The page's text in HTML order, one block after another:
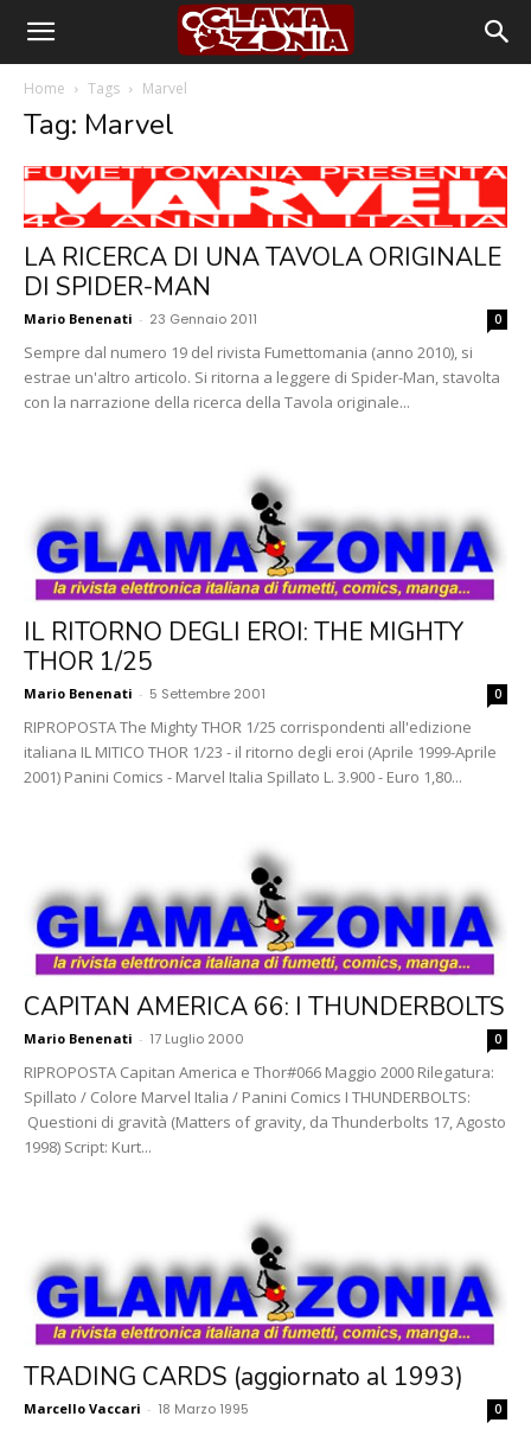
Home Tags Marvel
Tag: Marvel
LA RICERCA DI UNA TAVOLA ORIGINALE
DI SPIDER-MAN
Mario Benenati - 23 Gennaio 2011 0
Sempre dal numero 19 del rivista Fumettomania (anno 2010), si
estrae un'altro articolo. Si ritorna a leggere di Spider-Man, stavolta
con la narrazione della ricerca della Tavola originale...
IL RITORNO DEGLI EROI: THE MIGHTY
THOR 1/25
Mario Benenati - 5 Settembre 2001 0
RIPROPOSTA The Mighty THOR 1/25 corrispondenti all'edizione
italiana IL MITICO THOR 1/23 - il ritorno degli eroi (Aprile 1999-Aprile
2001) Panini Comics - Marvel Italia Spillato L. 3.900 - Euro 1,80...
CAPITAN AMERICA 66: I THUNDERBOLTS
Mario Benenati - 17 Luglio 2000 0
RIPROPOSTA Capitan America e Thor#066 Maggio 2000 Rilegatura:
Spillato / Colore Marvel Italia / Panini Comics I THUNDERBOLTS:
Questioni di gravità (Matters of gravity, da Thunderbolts 17, Agosto
1998) Script: Kurt...
TRADING CARDS (aggiornato al 1993)
Marcello Vaccari - 18 Marzo 1995 0